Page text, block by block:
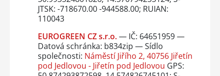
JTSK: -718670.00 -944588.00; RUIAN:
110043
EUROGREEN CZ s.r.o.— IČ: 64651959 —
Datová schránka: b834zip — Sídlo
společnosti: Náměstí Jiřího 2, 40756 Jiřetín
pod Jedlovou - Jiřetín pod Jedlovou GPS: